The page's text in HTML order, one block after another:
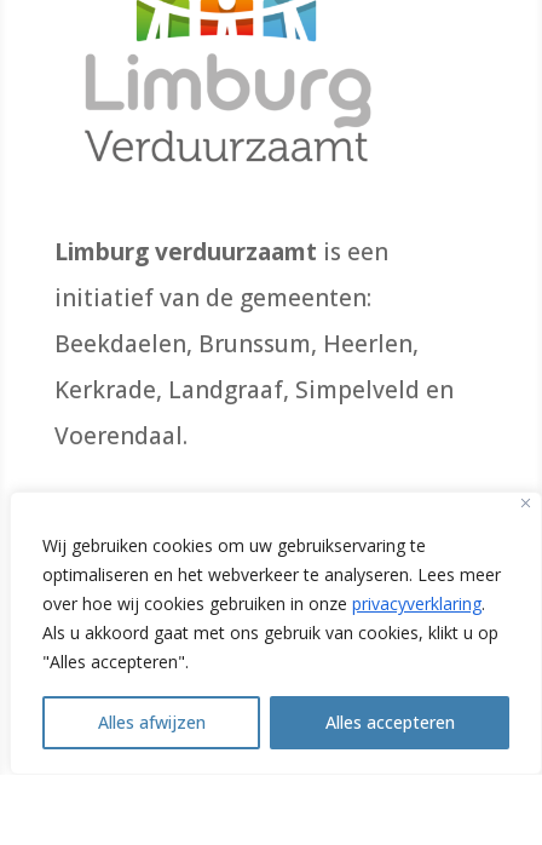
Wij gebruiken cookies om uw gebruikservaring te
optimaliseren en het webverkeer te analyseren. Lees meer
over hoe wij cookies gebruiken in onze privacyverklaring.
Als u akkoord gaat met ons gebruik van cookies, klikt u op
"Alles accepteren".
Alles afwijzen Alles accepteren
Limburg verduurzaamt is een
initiatief van de gemeenten:
Beekdaelen, Brunssum, Heerlen,
Kerkrade, Landgraaf, Simpelveld en
Voerendaal.
Initiatiefnemers
Open